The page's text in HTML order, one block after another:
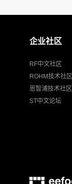
企业社区
RF中文社区
ROHM技术社区
恩智浦技术社区
ST中文论坛